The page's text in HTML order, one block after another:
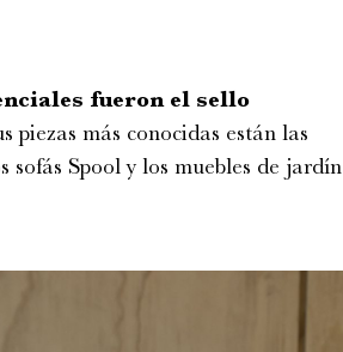
fueron el sello
piezas más conocidas están las
Spool y los muebles de jardín